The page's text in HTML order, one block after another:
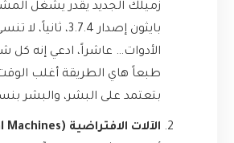
زميلك الجديد يقدر يشغل
بايثون إصدار 3.7.4،
الأدوات… عاشراً، ادعي إنه
طبعاً هاي الطريقة أغلب
بتعتمد على البشر، والبشر
الآلات الافتراضية (Virtual Machines):